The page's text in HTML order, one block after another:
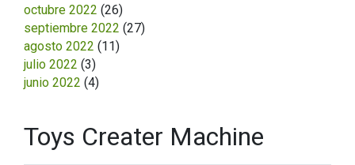
octubre 2022 (26)
septiembre 2022 (27)
agosto 2022 (11)
julio 2022 (3)
junio 2022 (4)
Toys Creater Machine